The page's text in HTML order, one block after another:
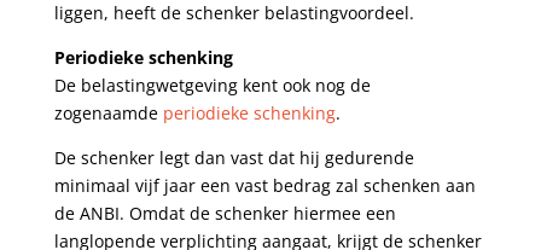
liggen, heeft de schenker belastingvoordeel.
Periodieke schenking
De belastingwetgeving kent ook nog de
zogenaamde periodieke schenking.
De schenker legt dan vast dat hij gedurende
minimaal vijf jaar een vast bedrag zal schenken aan
de ANBI. Omdat de schenker hiermee een
langlopende verplichting aangaat, krijgt de schenker